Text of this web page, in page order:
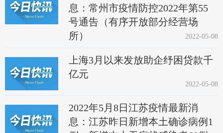
息：常州市疫情防控2022年第55
号通告（有序开放部分经营场
所）
2022-05-08
上海3月以来发放助企纾困贷款千
亿元
2022-05-08
2022年5月8日江苏疫情最新消
息：江苏昨日新增本土确诊病例1